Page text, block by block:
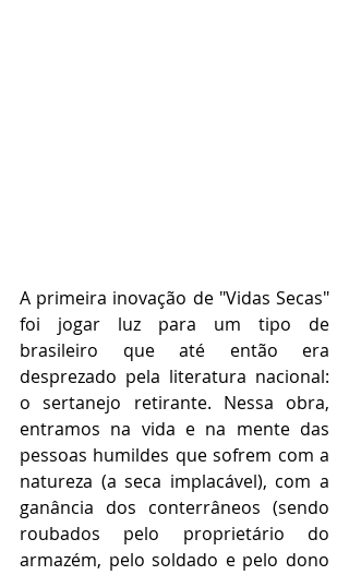
A primeira inovação de "Vidas Secas"
foi jogar luz para um tipo de
brasileiro que até então era
desprezado pela literatura nacional:
o sertanejo retirante. Nessa obra,
entramos na vida e na mente das
pessoas humildes que sofrem com a
natureza (a seca implacável), com a
ganância dos conterrâneos (sendo
roubados pelo proprietário do
armazém, pelo soldado e pelo dono